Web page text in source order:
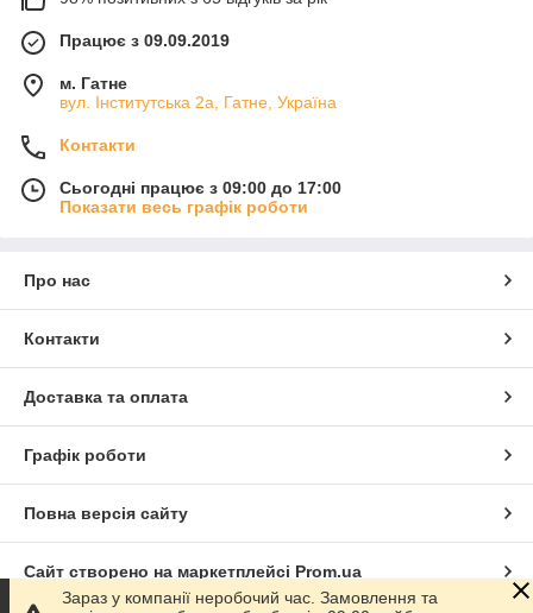
Працює з 09.09.2019
м. Гатне
вул. Інститутська 2а, Гатне, Україна
Контакти
Сьогодні працює з 09:00 до 17:00
Показати весь графік роботи
Про нас
Контакти
Доставка та оплата
Графік роботи
Повна версія сайту
Сайт створено на маркетплейсі Prom.ua
Зараз у компанії неробочий час. Замовлення та